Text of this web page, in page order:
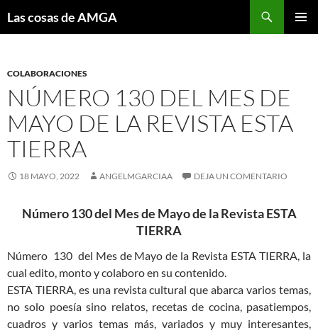
Las cosas de AMGA
COLABORACIONES
NÚMERO 130 DEL MES DE
MAYO DE LA REVISTA ESTA
TIERRA
18 MAYO, 2022 ANGELMGARCIAA DEJA UN COMENTARIO
Número 130del Mes de Mayode la Revista ESTA
TIERRA
Número 130 del Mes de Mayo de la Revista ESTA TIERRA, la
cual edito, monto y colaboro en su contenido.
ESTA TIERRA, es una revista cultural que abarca varios temas,
no solo poesía sino relatos, recetas de cocina, pasatiempos,
cuadros y varios temas más, variados y muy interesantes,